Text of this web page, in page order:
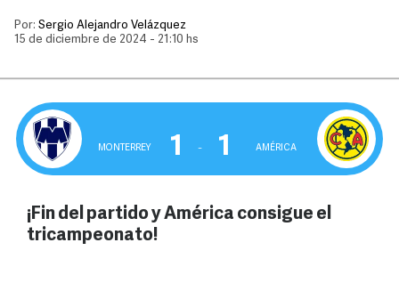
Por: Sergio Alejandro Velázquez
15 de diciembre de 2024 - 21:10 hs
MONTERREY 1 ‒ 1 AMÉRICA
¡Fin del partido y América consigue el
tricampeonato!